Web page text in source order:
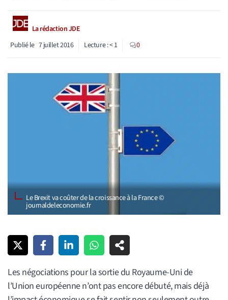
La rédaction JDE
Publié le 7 juillet 2016 Lecture :< 1 0
Le Brexit va coûter de la croissance à la France ©
journaldeleconomie.fr
Les négociations pour la sortie du Royaume-Uni de
l’Union européenne n’ont pas encore débuté, mais déjà